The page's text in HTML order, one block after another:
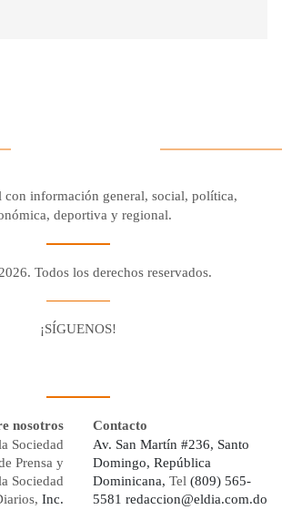
información general, social, política,
deportiva y regional.
Todos los derechos reservados.
¡SÍGUENOS!
nosotros
Sociedad
Prensa y
Sociedad
Inc.
Contacto
Av. San Martín #236, Santo
Domingo, República
Dominicana, Tel (809) 565-
5581 redaccion@eldia.com.do